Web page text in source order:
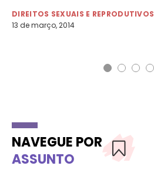
DIREITOS SEXUAIS E REPRODUTIVOS
13 de março, 2014
NAVEGUE POR
ASSUNTO